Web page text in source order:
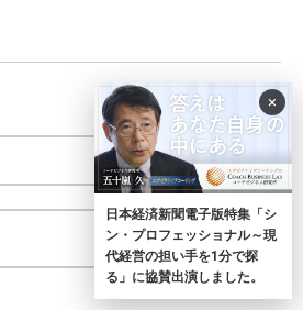
×
日本経済新聞電子版特集「シ
ン・プロフェッショナル～現
代経営の担い手を1分で探
る」に協賛出演しました。